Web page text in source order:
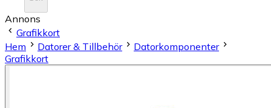
Annons
Grafikkort
Hem
Datorer & Tillbehör
Datorkomponenter
Grafikkort